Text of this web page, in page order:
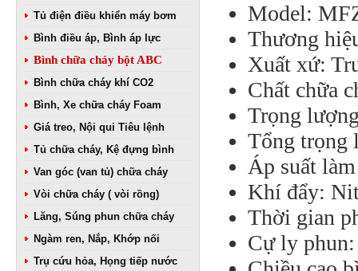
Tủ điện điều khiển máy bơm
Bình điều áp, Bình áp lực
Bình chữa cháy bột ABC
Bình chữa cháy khí CO2
Bình, Xe chữa cháy Foam
Giá treo, Nội qui Tiêu lệnh
Tủ chữa cháy, Kệ đựng bình
Van góc (van tủ) chữa cháy
Vòi chữa cháy ( vòi rồng)
Lăng, Súng phun chữa cháy
Ngàm ren, Nắp, Khớp nối
Trụ cứu hỏa, Họng tiếp nước
Model:
Thương
Xuất xứ:
Chất chữa
Trọng
Tổng trọng
Áp suất
Khí đẩy:
Thời gian
Cự ly